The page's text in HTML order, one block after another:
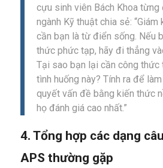
cựu sinh viên Bách Khoa từng
ngành Kỹ thuật chia sẻ:
cần bạn là từ điển sống. Nếu
thức phức tạp, hãy đi thẳng
Tại sao bạn lại cần công thức
tình huống này? Tính ra để
quyết vấn đề bằng kiến thức
họ đánh giá cao nhất.”
4. Tổng hợp các dạng
APS thường gặp